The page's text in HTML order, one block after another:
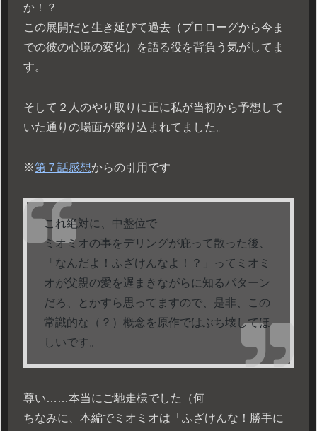
か！？
この展開だと生き延びて過去（プロローグから今ま
での彼の心境の変化）を語る役を背負う気がしてま
す。
そして２人のやり取りに正に私が当初から予想して
いた通りの場面が盛り込まれてました。
※第７話感想からの引用です
これ絶対に、中盤位で
ミオミオの事をデリングが庇って散った後、
「なんだよ！ふざけんなよ！？」ってミオミ
オが父親の愛を遅まきながらに知るパターン
だろ、とかすら思ってますので、是非、この
常識的な（？）概念を原作ではぶち壊してほ
しいです。
尊い……本当にご馳走様でした（何
ちなみに、本編でミオミオは「ふざけんな！勝手に